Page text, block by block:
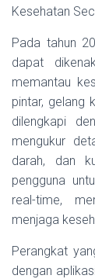
Kesehatan
Pada tahun
dapat
memantau
pintar, gelang
dilengkapi
mengukur
darah, dan
pengguna
real-time,
menjaga
Perangkat
dengan